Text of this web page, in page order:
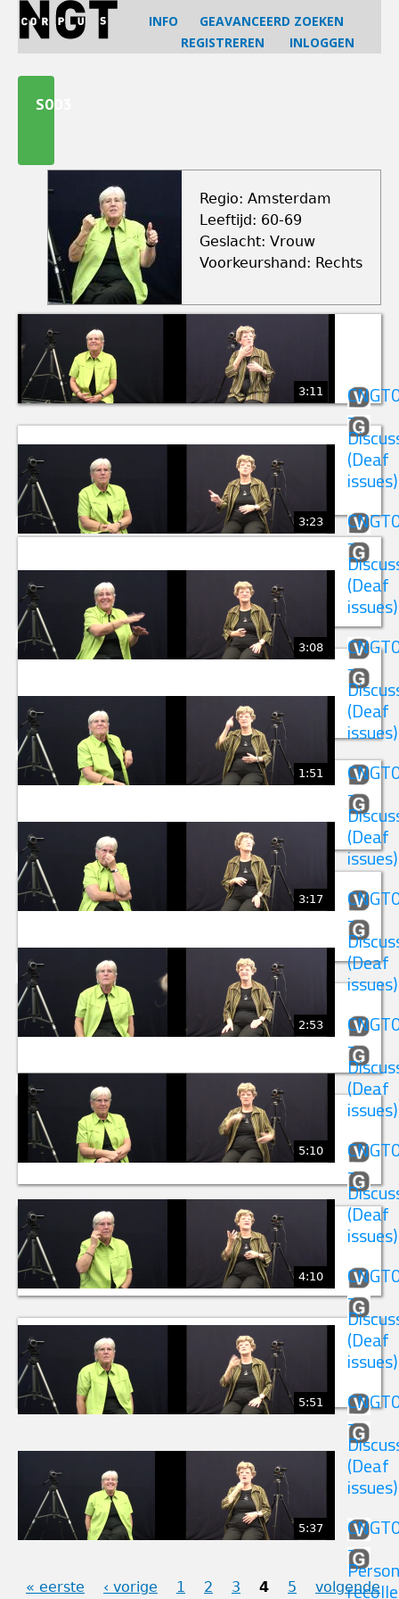
Jump
navigation
INFO
GEAVANCEERD ZOEKEN
REGISTREREN
INLOGGEN
topS003
Regio: Amsterdam
Leeftijd: 60-69
Geslacht: Vrouw
Voorkeurshand: Rechts
3:11
-
(Deaf
issues)
3:23
-
(Deaf
issues)
3:08
-
(Deaf
issues)
1:51
-
(Deaf
issues)
3:17
-
(Deaf
issues)
2:53
-
(Deaf
issues)
5:10
-
(Deaf
issues)
4:10
-
(Deaf
issues)
5:51
-
(Deaf
issues)
5:37
-
PAGINA'S
« eerste ‹ vorige 1 2 3 4 5 volgende